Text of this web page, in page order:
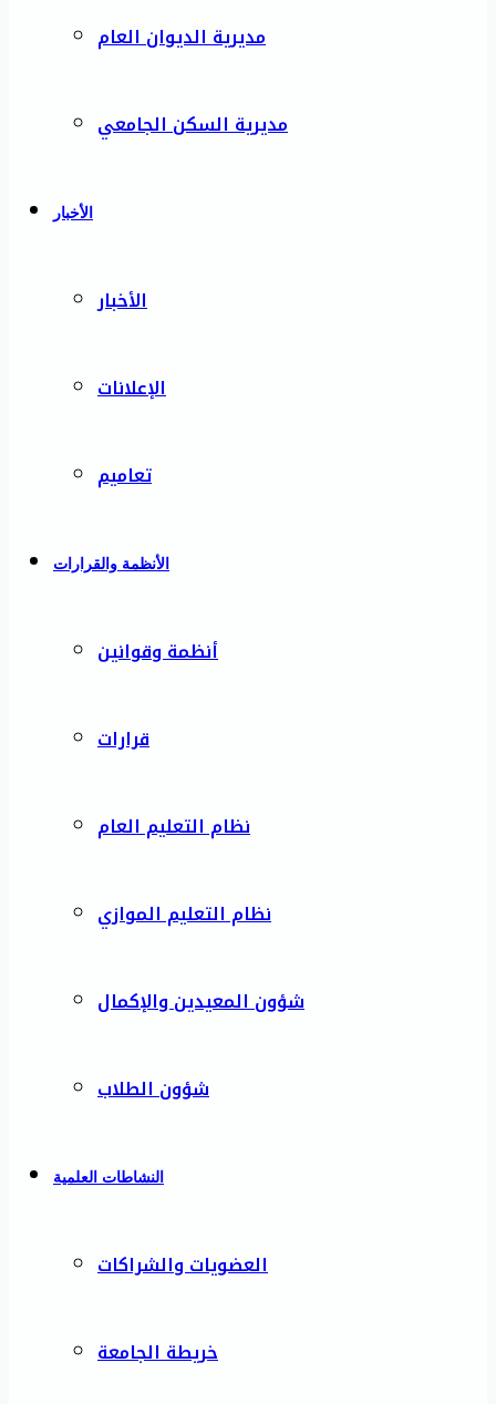
مديرية الديوان العام
مديرية السكن الجامعي
الأخبار
الأخبار
الإعلانات
تعاميم
الأنظمة والقرارات
أنظمة وقوانين
قرارات
نظام التعليم العام
نظام التعليم الموازي
شؤون المعيدين والإكمال
شؤون الطلاب
النشاطات العلمية
العضويات والشراكات
خريطة الجامعة